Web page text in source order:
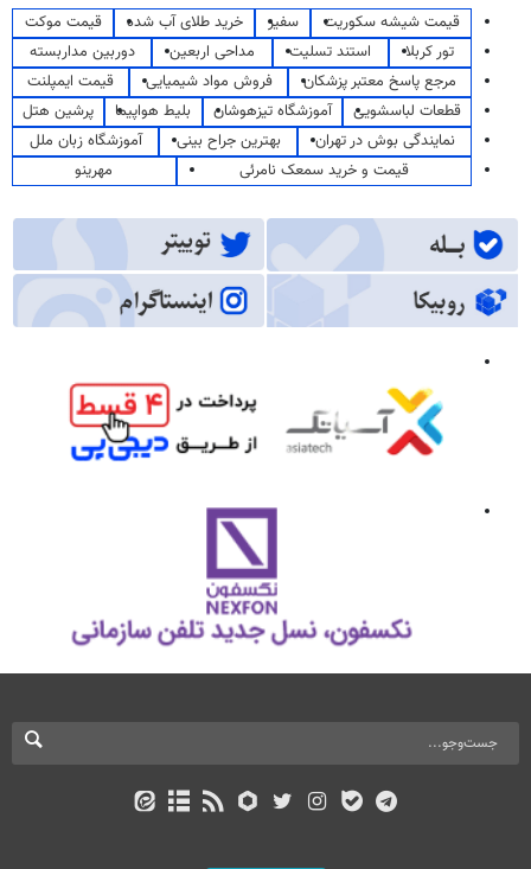
قیمت شیشه سکوریت سفیر خرید طلای آب شده
قیمت موکت
تور کربلا
استند تسلیت مداحی اربعین
دوربین مداربسته
مرجع پاسخ معتبر پزشکان
فروش مواد شیمیایی
قیمت ایمپلنت
قطعات لباسشویی
آموزشگاه تیزهوشان بلیط هواپیما
پرشین هتل
نمایندگی بوش در تهران
بهترین جراح بینی
آموزشگاه زبان ملل
قیمت و خرید سمعک نامرئی
مهرینو